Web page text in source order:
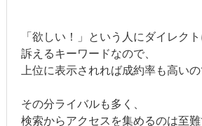
「欲しい！」という人にダイレクト
訴えるキーワードなので、
上位に表示されれば成約率も高いの
その分ライバルも多く、
検索からアクセスを集めるのは至難